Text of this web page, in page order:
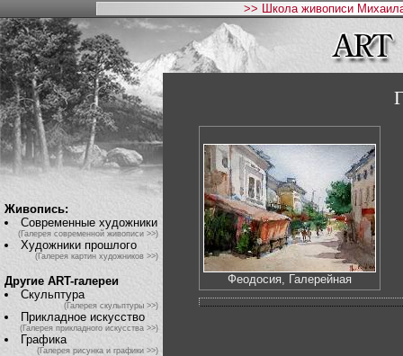
>> Школа живописи
Живопись:
Современные художники
(Галерея современной живописи >>)
Художники прошлого
(Галерея картин художников >>)
Другие ART-галереи
Скульптура
(Галерея скульптуры >>)
Прикладное искусство
(Галерея прикладного искусства >>)
Графика
(Галерея рисунка и графики >>)
Феодосия, Галерейная